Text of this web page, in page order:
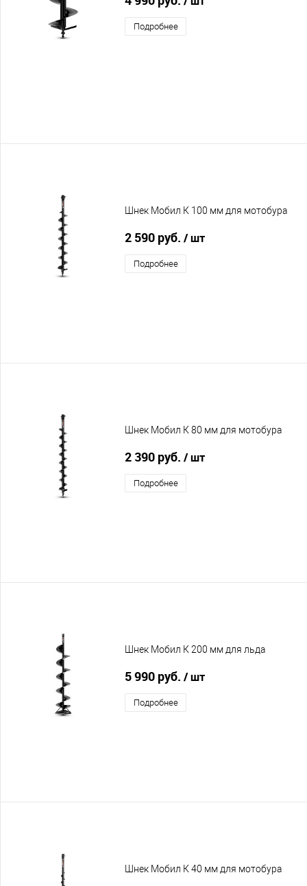
Подробнее
Шнек Мобил К 100 мм для мотобура
2 590 руб. / шт
Подробнее
Шнек Мобил К 80 мм для мотобура
2 390 руб. / шт
Подробнее
Шнек Мобил К 200 мм для льда
5 990 руб. / шт
Подробнее
Шнек Мобил К 40 мм для мотобура